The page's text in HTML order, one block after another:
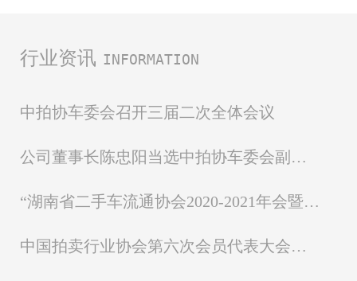
行业资讯 INFORMATION
中拍协车委会召开三届二次全体会议
公司董事长陈忠阳当选中拍协车委会副主任委员
“湖南省二手车流通协会2020-2021年会暨第四届换届选举大会” 圆满落幕！
中国拍卖行业协会第六次会员代表大会在京召开